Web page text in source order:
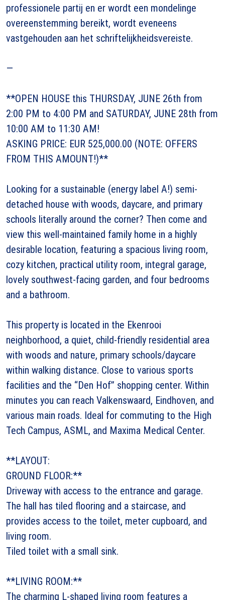
professionele partij en er wordt een mondelinge
overeenstemming bereikt, wordt eveneens
vastgehouden aan het schriftelijkheidsvereiste.
—
**OPEN HOUSE this THURSDAY, JUNE 26th from
2:00 PM to 4:00 PM and SATURDAY, JUNE 28th from
10:00 AM to 11:30 AM!
ASKING PRICE: EUR 525,000.00 (NOTE: OFFERS
FROM THIS AMOUNT!)**
Looking for a sustainable (energy label A!) semi-
detached house with woods, daycare, and primary
schools literally around the corner? Then come and
view this well-maintained family home in a highly
desirable location, featuring a spacious living room,
cozy kitchen, practical utility room, integral garage,
lovely southwest-facing garden, and four bedrooms
and a bathroom.
This property is located in the Ekenrooi
neighborhood, a quiet, child-friendly residential area
with woods and nature, primary schools/daycare
within walking distance. Close to various sports
facilities and the “Den Hof” shopping center. Within
minutes you can reach Valkenswaard, Eindhoven, and
various main roads. Ideal for commuting to the High
Tech Campus, ASML, and Maxima Medical Center.
**LAYOUT:
GROUND FLOOR:**
Driveway with access to the entrance and garage.
The hall has tiled flooring and a staircase, and
provides access to the toilet, meter cupboard, and
living room.
Tiled toilet with a small sink.
**LIVING ROOM:**
The charming L-shaped living room features a